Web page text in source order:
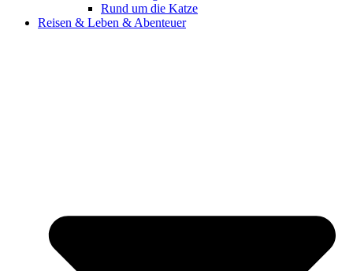
Rund um die Katze
Reisen & Leben & Abenteuer